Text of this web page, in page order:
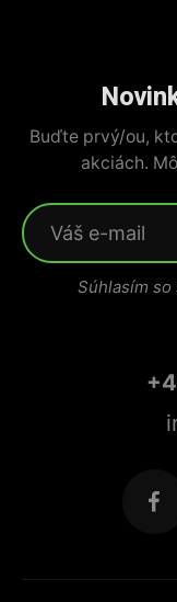
Buďte prvý/ou,
akciách.
Súhlasím so